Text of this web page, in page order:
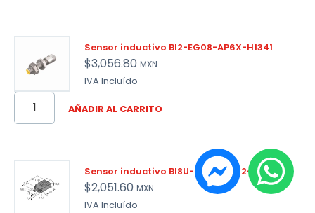
Sensor inductivo BI2-EG08-AP6X-H1341
$3,056.80 MXN
IVA Incluído
AÑADIR AL CARRITO
Sensor inductivo BI8U-Q10-AP6X2-V1131
$2,051.60 MXN
IVA Incluído